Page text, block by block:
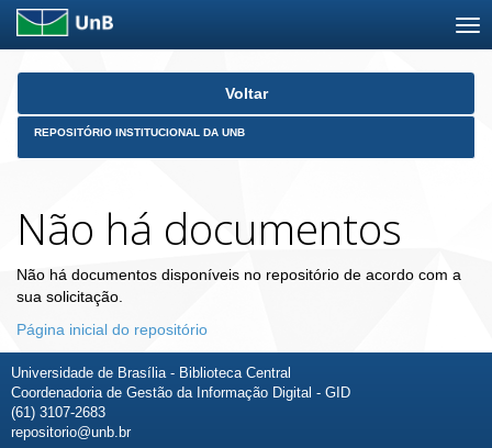
Skip
Voltar
REPOSITÓRIO INSTITUCIONAL DA UNB
Não há documentos
Não há documentos disponíveis no repositório de acordo com a
sua solicitação.
Página inicial do repositório
Universidade de Brasília - Biblioteca Central
Coordenadoria de Gestão da Informação Digital - GID
(61) 3107-2683
repositorio@unb.br